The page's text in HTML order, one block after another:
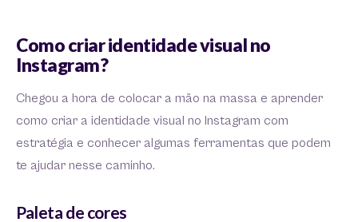
Como criar identidade visual no
Instagram?
Chegou a hora de colocar a mão na massa e aprender
como criar a identidade visual no Instagram com
estratégia e conhecer algumas ferramentas que podem
te ajudar nesse caminho.
Paleta de cores